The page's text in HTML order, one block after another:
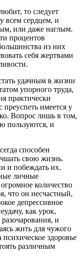
то следует
всем сердцем, и
или даже наглым.
процентов
из них
себя жертвами
удачным в жизни
упорного труда,
практически
имеется у
Вопрос лишь в том,
пользуются, и
способен
свою жизнь.
и побеждать их.
личные
количество
что он несчастный,
депрессивное
как урок,
и
жить для чужого
здоровье
различным